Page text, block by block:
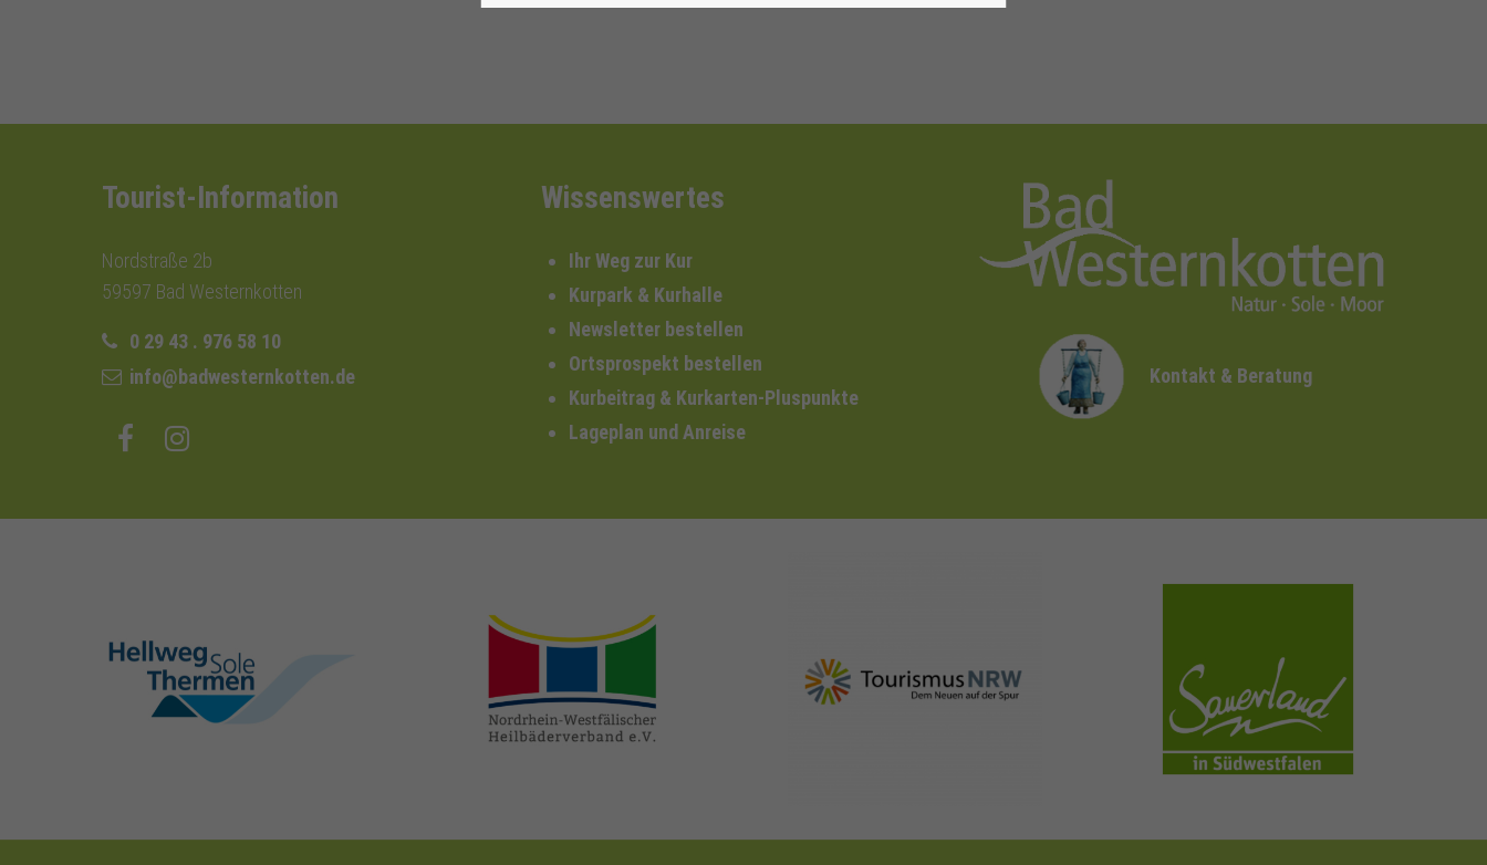
Tourist-Information
Nordstraße 2b
59597 Bad Westernkotten
0 29 43 . 976 58 10
info@badwesternkotten.de
Wissenswertes
Ihr Weg zur Kur
Kurpark & Kurhalle
Newsletter bestellen
Ortsprospekt bestellen
Kurbeitrag & Kurkarten-Pluspunkte
Lageplan und Anreise
Kontakt & Beratung
hellweg-sole-
thermen.de
heilbaeder.de
nrw-tourismus.de sauerland.com